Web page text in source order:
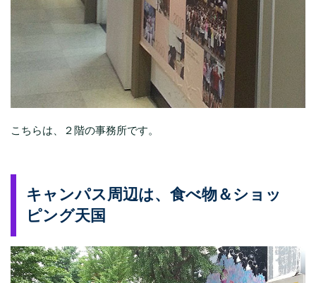
こちらは、２階の事務所です。
キャンパス周辺は、食べ物＆ショッ
ピング天国